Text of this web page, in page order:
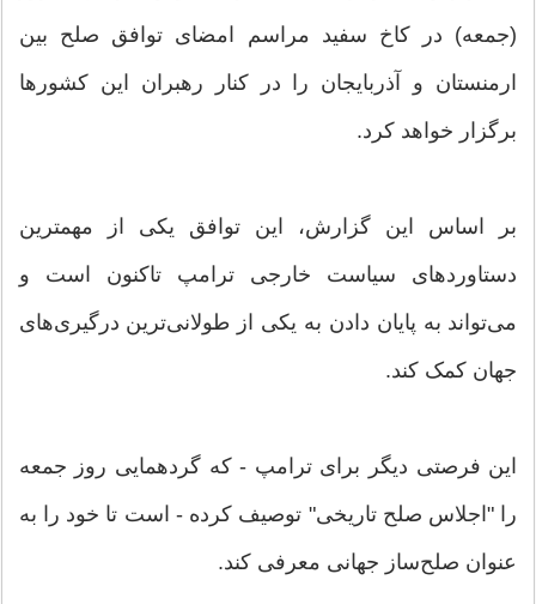
(جمعه) در کاخ سفید مراسم امضای توافق صلح بین
ارمنستان و آذربایجان را در کنار رهبران این کشورها
برگزار خواهد کرد.
بر اساس این گزارش، این توافق یکی از مهمترین
دستاوردهای سیاست خارجی ترامپ تاکنون است و
می‌تواند به پایان دادن به یکی از طولانی‌ترین درگیری‌های
جهان کمک کند.
این فرصتی دیگر برای ترامپ - که گردهمایی روز جمعه
را "اجلاس صلح تاریخی" توصیف کرده - است تا خود را به
عنوان صلح‌ساز جهانی معرفی کند.